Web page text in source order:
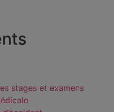
stages et examens